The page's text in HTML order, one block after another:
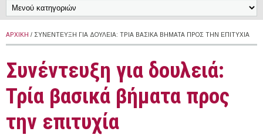
ΑΡΧΙΚΉ / ΣΥΝΈΝΤΕΥΞΗ ΓΙΑ ΔΟΥΛΕΙΆ: ΤΡΊΑ ΒΑΣΙΚΆ ΒΉΜΑΤΑ ΠΡΟΣ ΤΗΝ ΕΠΙΤΥΧΊΑ
Συνέντευξη για δουλειά:
Τρία βασικά βήματα προς
την επιτυχία